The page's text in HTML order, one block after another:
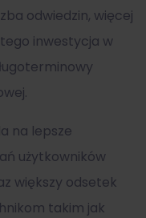
odwiedzin, więcej
inwestycja w
na lepsze
użytkowników
większy odsetek
takim jak